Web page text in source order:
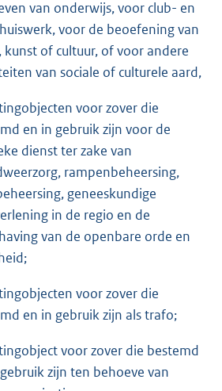
van onderwijs, voor club- en
voor de beoefening van
kunst of cultuur, of voor andere
van sociale of culturele aard,
voor zover die
en in gebruik zijn voor de
dienst ter zake van
rampenbeheersing,
geneeskundige
in de regio en de
van de openbare orde en
voor zover die
en in gebruik zijn als trafo;
voor zover die bestemd
zijn ten behoeve van